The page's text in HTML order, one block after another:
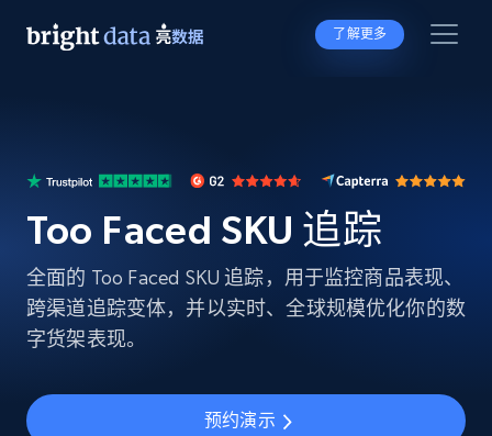
了解更多
Too Faced SKU 追踪
全面的 Too Faced SKU 追踪，用于监控商品表现、
跨渠道追踪变体，并以实时、全球规模优化你的数
字货架表现。
预约演示